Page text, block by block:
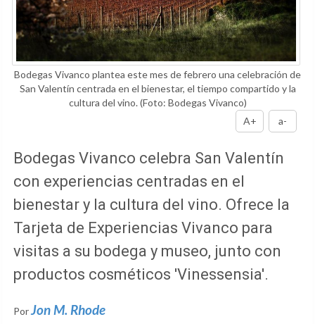
Bodegas Vivanco plantea este mes de febrero una celebración de
San Valentín centrada en el bienestar, el tiempo compartido y la
cultura del vino.(Foto: Bodegas Vivanco)
A+
a-
Bodegas Vivanco celebra San Valentín
con experiencias centradas en el
bienestar y la cultura del vino. Ofrece la
Tarjeta de Experiencias Vivanco para
visitas a su bodega y museo, junto con
productos cosméticos 'Vinessensia'.
Por Jon M. Rhode